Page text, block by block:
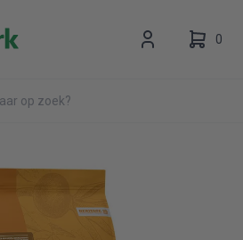
0
is leeg.